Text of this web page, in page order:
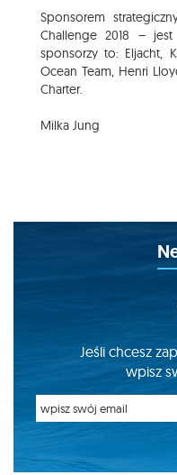
Sponsorem
Challenge 2018 – jest
sponsorzy to: Eljacht,
Ocean Team, Henri
Charter.
Milka Jung
Jeśli chcesz
wpisz